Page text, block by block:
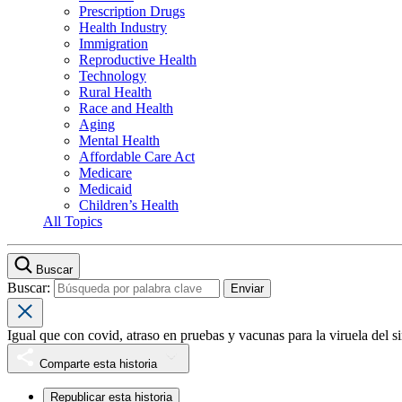
Prescription Drugs
Health Industry
Immigration
Reproductive Health
Technology
Rural Health
Race and Health
Aging
Mental Health
Affordable Care Act
Medicare
Medicaid
Children’s Health
All Topics
Buscar
Buscar:
Igual que con covid, atraso en pruebas y vacunas para la viruela del
Comparte esta historia
Republicar esta historia